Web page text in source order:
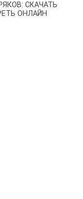
СКАЧАТЬ
ОНЛАЙН